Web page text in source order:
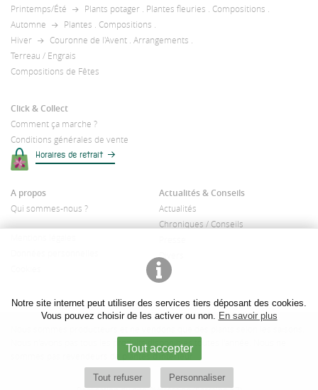
Notre site internet peut utiliser des services tiers déposant des cookies.
Vous pouvez choisir de les activer ou non. En savoir plus
Tout accepter
Tout refuser Personnaliser
A propos
Qui sommes-nous ?
Printemps/Été
Plants potager . Plantes fleuries . Compositions .
Automne
Plantes . Compositions .
Hiver
Couronne de l'Avent . Arrangements .
Terreau / Engrais
Compositions de Fêtes
Click & Collect
Comment ça marche ?
Conditions générales de vente
Horaires de retrait
Actualités & Conseils
Actualités
Chroniques / Conseils
Divers
Nous n'avons pas tous les produits disponibles toutes l'année. Nous ne
sommes pas revendeurs de plantes d'intérieur.